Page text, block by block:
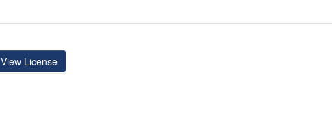
View License